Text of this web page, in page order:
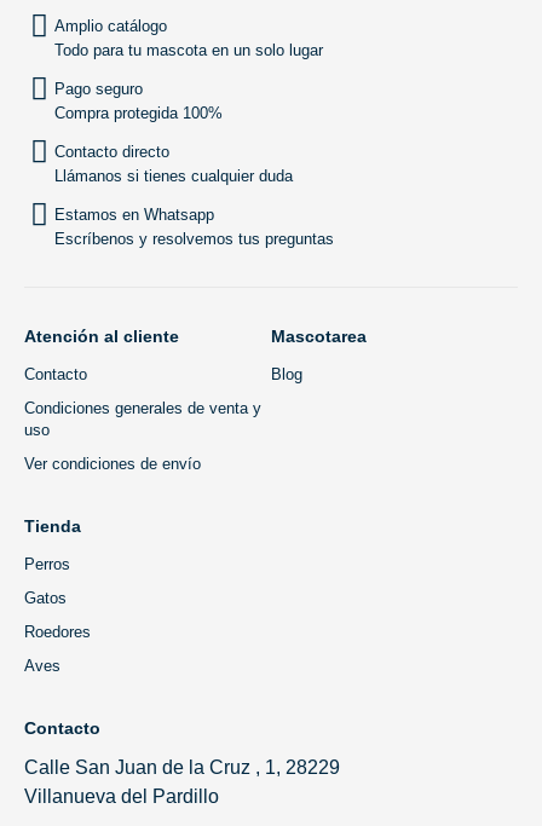
Amplio catálogo
Todo para tu mascota en un solo lugar
Pago seguro
Compra protegida 100%
Contacto directo
Llámanos si tienes cualquier duda
Estamos en Whatsapp
Escríbenos y resolvemos tus preguntas
Atención al cliente
Contacto
Condiciones generales de venta y
uso
Ver condiciones de envío
Mascotarea
Blog
Tienda
Perros
Gatos
Roedores
Aves
Contacto
Calle San Juan de la Cruz , 1, 28229
Villanueva del Pardillo